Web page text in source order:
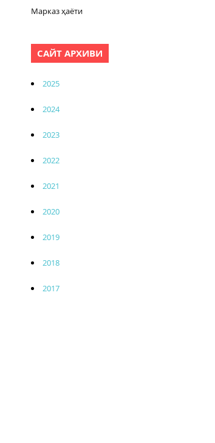
Марказ ҳаёти
САЙТ АРХИВИ
2025
2024
2023
2022
2021
2020
2019
2018
2017